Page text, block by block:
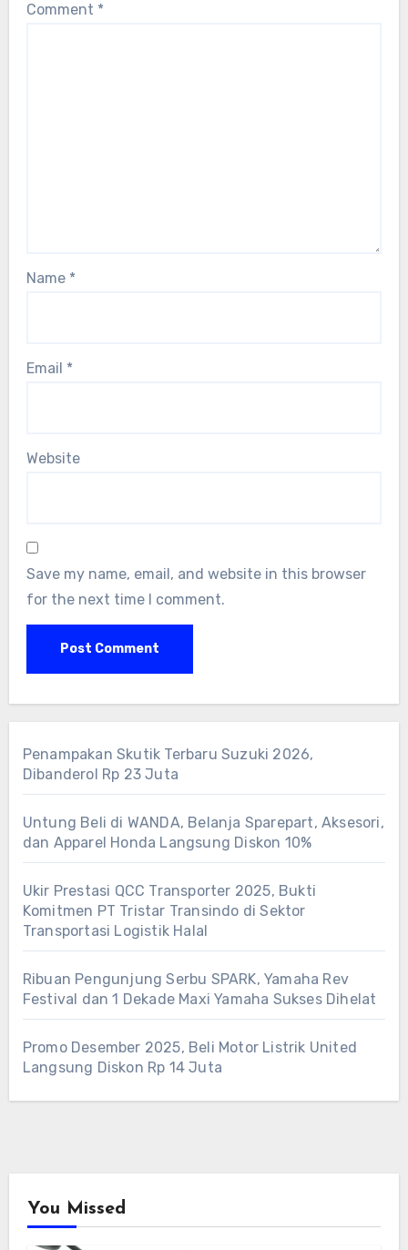
Comment *
Name *
Email *
Website
Save my name, email, and website in this browser
for the next time I comment.
Penampakan Skutik Terbaru Suzuki 2026,
Dibanderol Rp 23 Juta
Untung Beli di WANDA, Belanja Sparepart, Aksesori,
dan Apparel Honda Langsung Diskon 10%
Ukir Prestasi QCC Transporter 2025, Bukti
Komitmen PT Tristar Transindo di Sektor
Transportasi Logistik Halal
Ribuan Pengunjung Serbu SPARK, Yamaha Rev
Festival dan 1 Dekade Maxi Yamaha Sukses Dihelat
Promo Desember 2025, Beli Motor Listrik United
Langsung Diskon Rp 14 Juta
You Missed